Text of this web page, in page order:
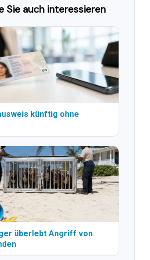
Sie auch interessieren
künftig ohne
überlebt Angriff von